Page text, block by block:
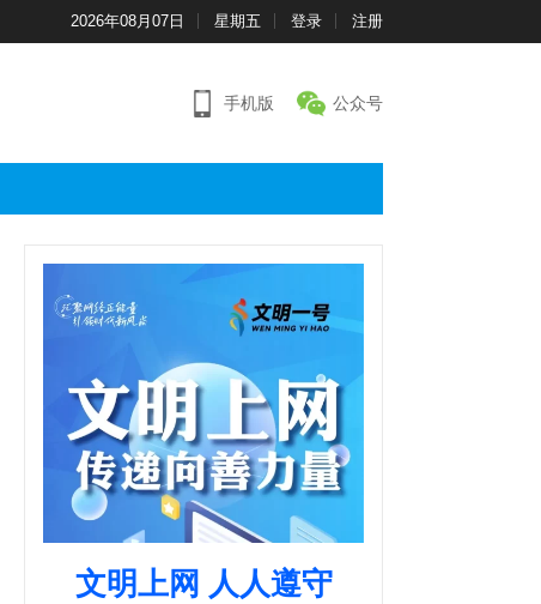
2026年08月07日 星期五 登录 注册
手机版 公众号
文明上网 人人遵守